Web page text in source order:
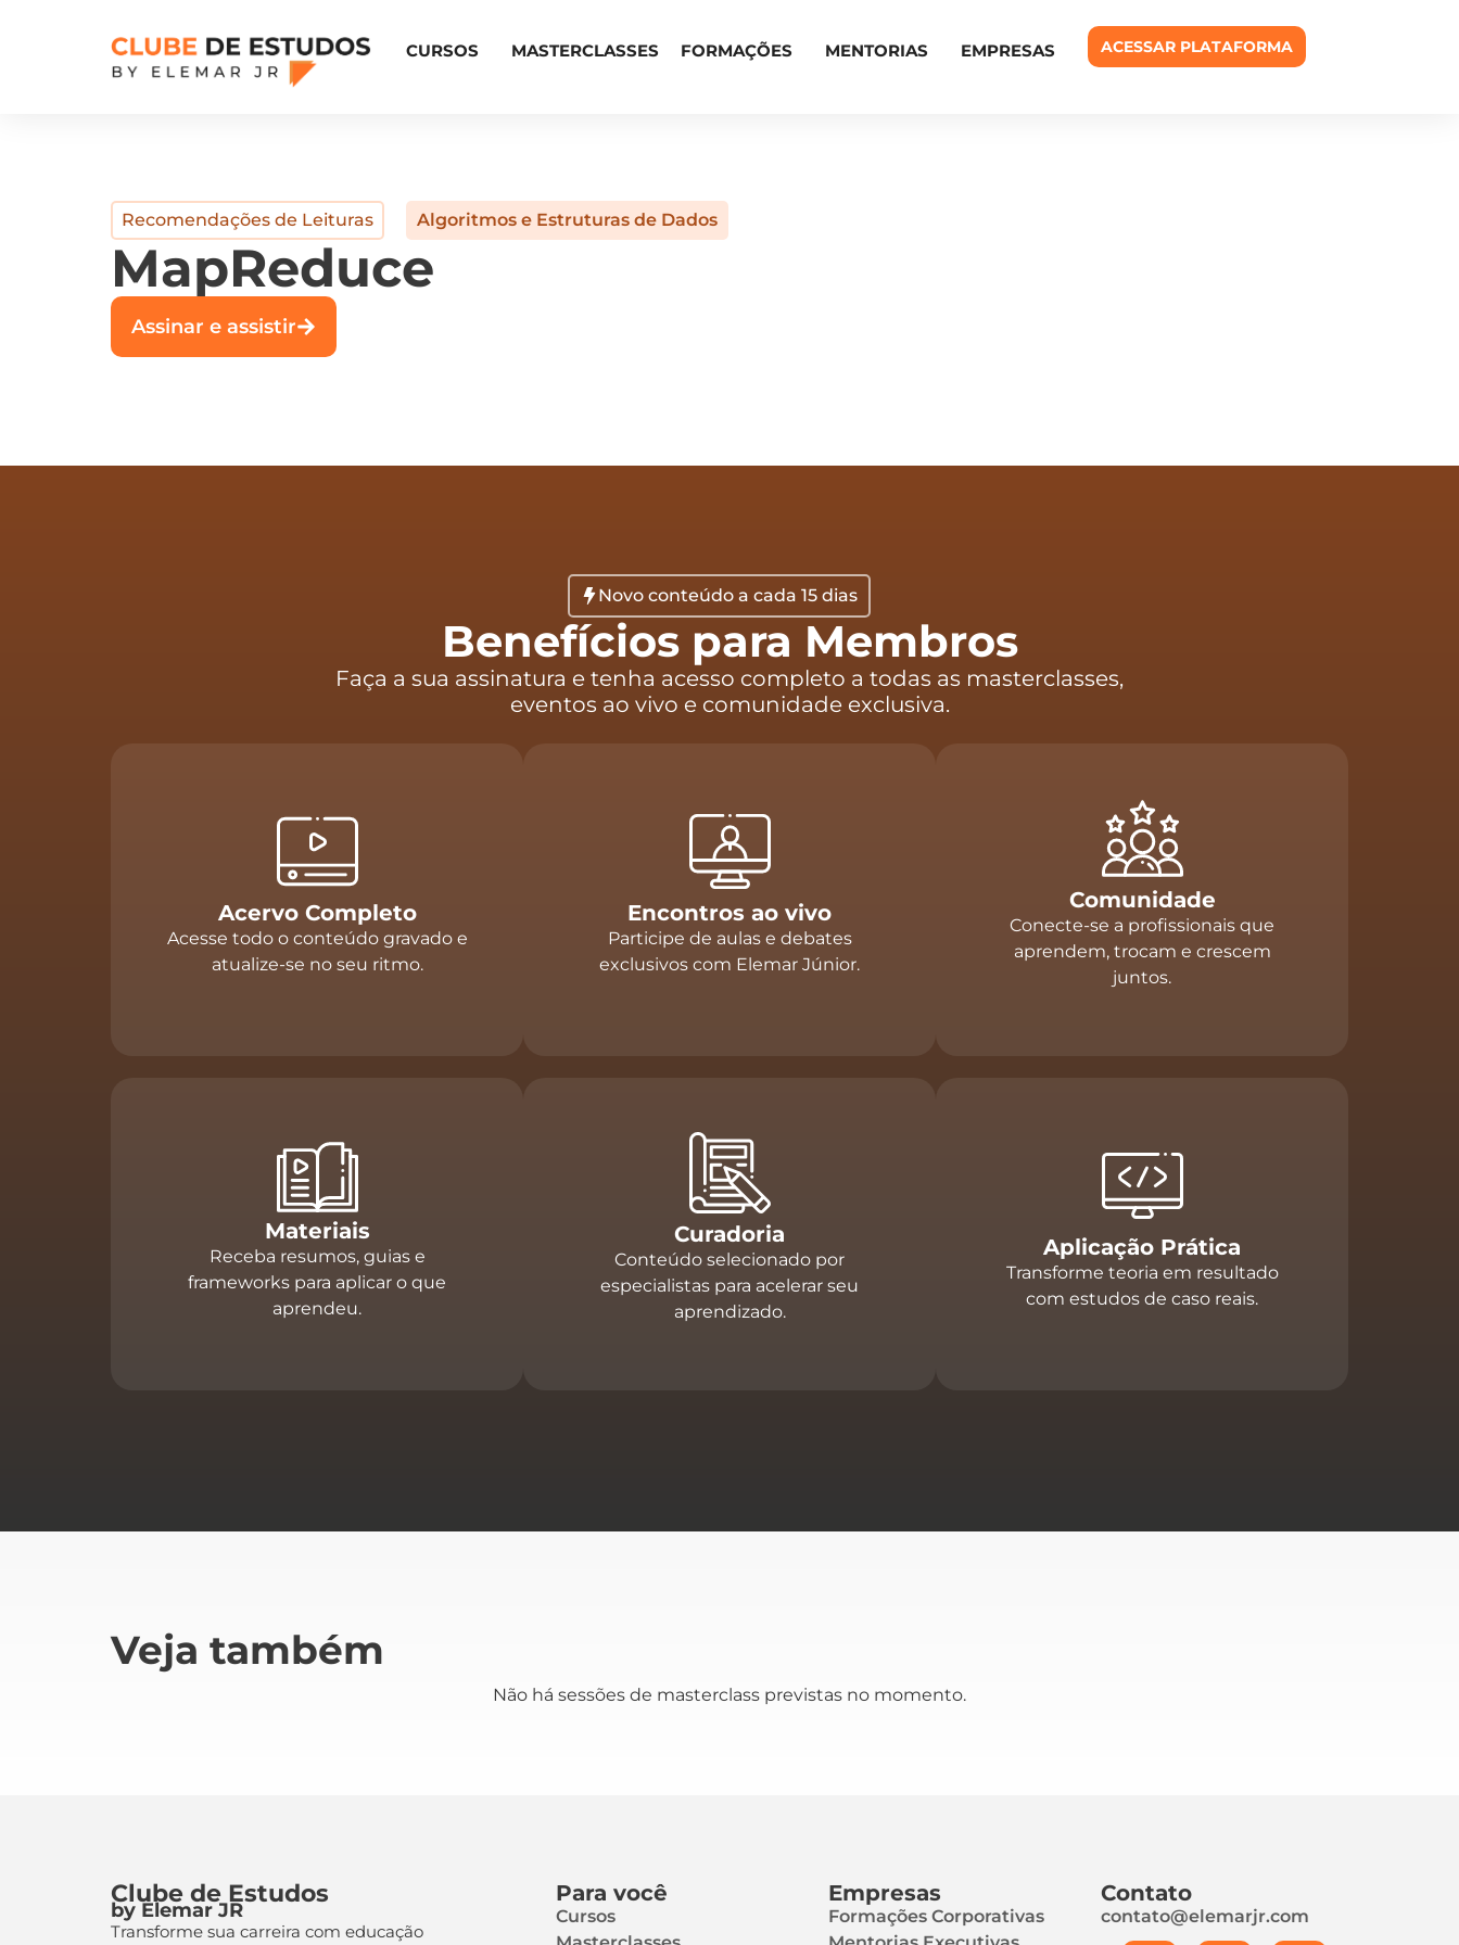
CURSOS MASTERCLASSES FORMAÇÕES MENTORIAS EMPRESAS ACESSAR PLATAFORMA
Recomendações de Leituras Algoritmos e Estruturas de Dados
MapReduce
Assinar e assistir
Novo conteúdo a cada 15 dias
Benefícios para Membros
Faça a sua assinatura e tenha acesso completo a todas as masterclasses,
eventos ao vivo e comunidade exclusiva.
Acervo Completo
Acesse todo o conteúdo gravado e
atualize-se no seu ritmo.
Encontros ao vivo
Participe de aulas e debates
exclusivos com Elemar Júnior.
Comunidade
Conecte-se a profissionais que
aprendem, trocam e crescem
juntos.
Materiais
Receba resumos, guias e
frameworks para aplicar o que
aprendeu.
Curadoria
Conteúdo selecionado por
especialistas para acelerar seu
aprendizado.
Aplicação Prática
Transforme teoria em resultado
com estudos de caso reais.
Veja também
Não há sessões de masterclass previstas no momento.
Clube de Estudos
by Elemar JR
Transforme sua carreira com educação
Para você
Cursos
Empresas
Formações Corporativas
Contato
contato@elemarjr.com